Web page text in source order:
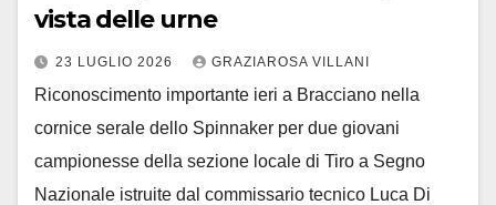
vista delle urne
23 LUGLIO 2026 GRAZIAROSA VILLANI
Riconoscimento importante ieri a Bracciano nella
cornice serale dello Spinnaker per due giovani
campionesse della sezione locale di Tiro a Segno
Nazionale istruite dal commissario tecnico Luca Di